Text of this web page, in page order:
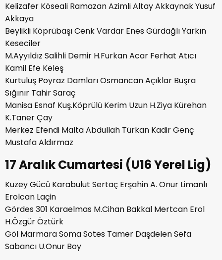
Kelizafer Köseali Ramazan Azimli Altay Akkaynak Yusuf
Akkaya
Beylikli Köprübaşı Cenk Vardar Enes Gürdağlı Yarkın
Keseciler
M.Ayyıldız Salihli Demir H.Furkan Acar Ferhat Atıcı
Kamil Efe Keleş
Kurtuluş Poyraz Damları Osmancan Açıklar Buşra
Sığınır Tahir Saraç
Manisa Esnaf Kuş.Köprülü Kerim Uzun H.Ziya Kürehan
K.Taner Çay
Merkez Efendi Malta Abdullah Türkan Kadir Genç
Mustafa Aldırmaz
17 Aralık Cumartesi (U16 Yerel Lig)
Kuzey Gücü Karabulut Sertaç Erşahin A. Onur Limanlı
Erolcan Laçin
Gördes 301 Karaelmas M.Cihan Bakkal Mertcan Erol
H.Özgür Öztürk
Göl Marmara Soma Sotes Tamer Daşdelen Sefa
Sabancı U.Onur Boy